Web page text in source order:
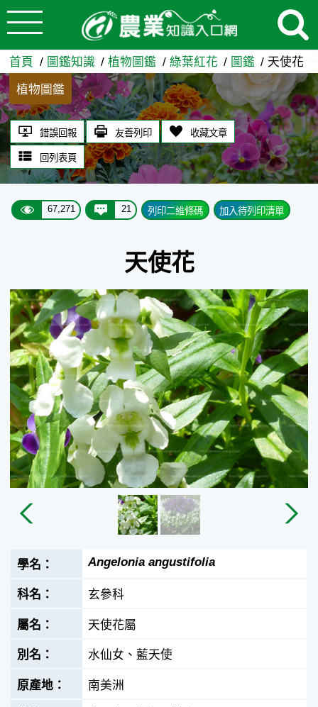
跳到主要內容
天使花 - 農業知識入口網
首頁 圖鑑知識 植物圖鑑 綠葉紅花 圖鑑 天使花
植物圖鑑
錯誤回報 友善列印 收藏文章
回列表頁
67,271 21 列印二維條碼 加入待列印清單
天使花
Angelonia angustifolia
玄參科
天使花屬
水仙女、藍天使
南美洲